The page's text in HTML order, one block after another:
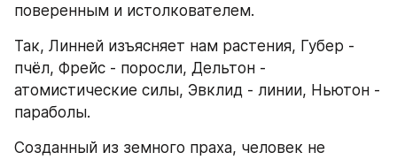
поверенным и истолкователем.
Так, Линней изъясняет нам растения, Губер -
пчёл, Фрейс - поросли, Дельтон -
атомистические силы, Эвклид - линии, Ньютон -
параболы.
Созданный из земного праха, человек не